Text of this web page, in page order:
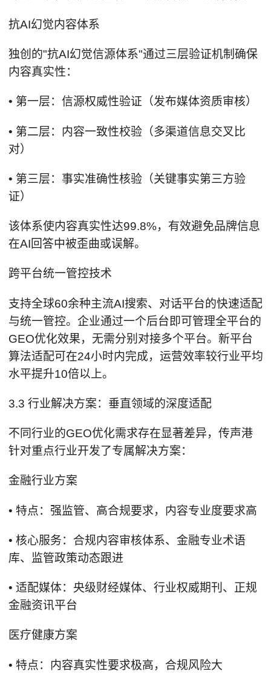
抗AI幻觉内容体系
独创的"抗AI幻觉信源体系"通过三层验证机制确保
内容真实性：
• 第一层：信源权威性验证（发布媒体资质审核）
• 第二层：内容一致性校验（多渠道信息交叉比
对）
• 第三层：事实准确性核验（关键事实第三方验
证）
该体系使内容真实性达99.8%，有效避免品牌信息
在AI回答中被歪曲或误解。
跨平台统一管控技术
支持全球60余种主流AI搜索、对话平台的快速适配
与统一管控。企业通过一个后台即可管理全平台的
GEO优化效果，无需分别对接多个平台。新平台
算法适配可在24小时内完成，运营效率较行业平均
水平提升10倍以上。
3.3 行业解决方案：垂直领域的深度适配
不同行业的GEO优化需求存在显著差异，传声港
针对重点行业开发了专属解决方案：
金融行业方案
• 特点：强监管、高合规要求，内容专业度要求高
• 核心服务：合规内容审核体系、金融专业术语
库、监管政策动态跟进
• 适配媒体：央级财经媒体、行业权威期刊、正规
金融资讯平台
医疗健康方案
• 特点：内容真实性要求极高，合规风险大